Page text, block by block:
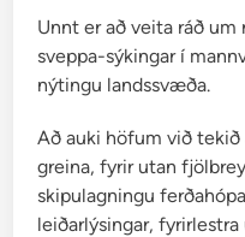
Unnt er að veita ráð
sveppa-sýkingar í
nýtingu landssvæða.
Að auki höfum við
greina, fyrir utan
skipulagningu
leiðarlýsingar,